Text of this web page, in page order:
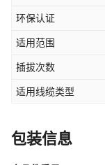
环保认证
适用范围
插拔次数
适用线缆类型
包装信息